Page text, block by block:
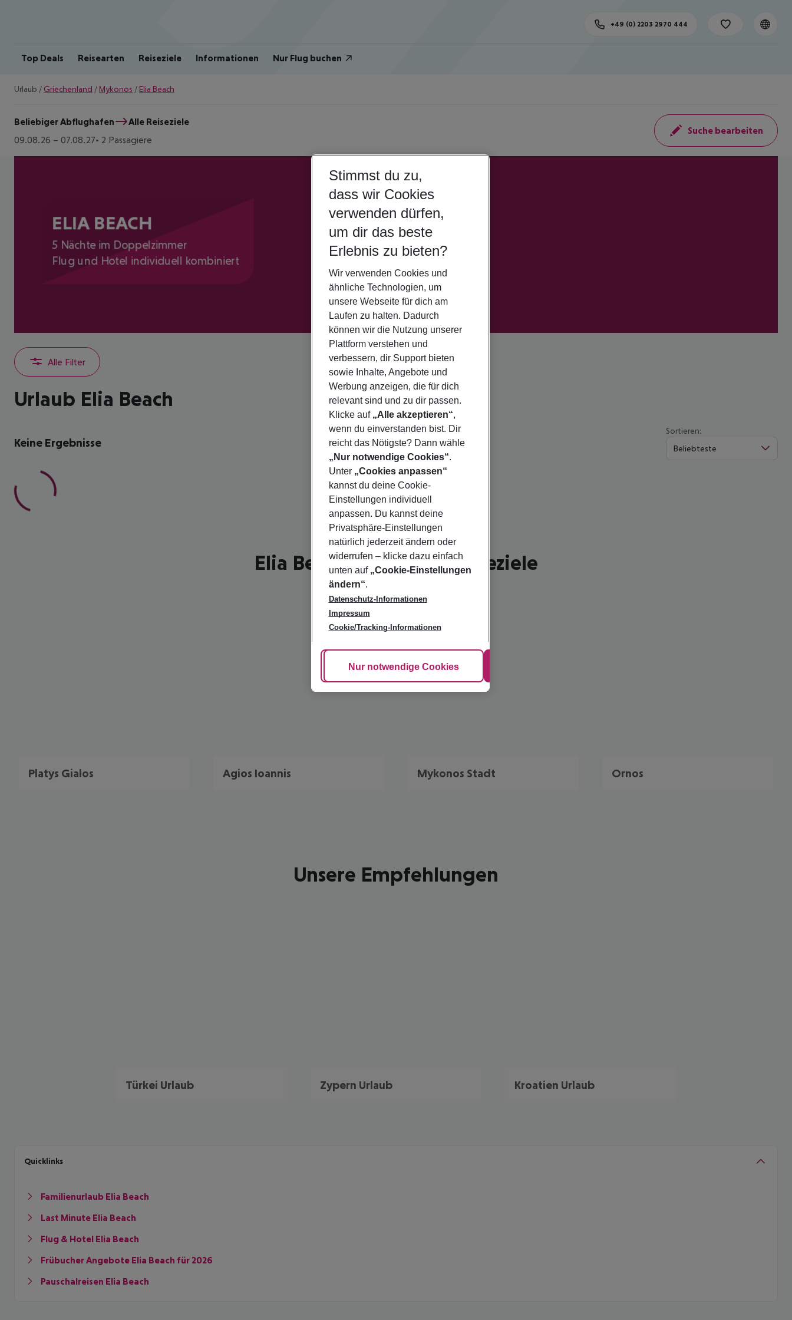
Top Deals Reisearten Reiseziele Informationen Nur Flug buchen
+49 (0) 2203 2970 444
Urlaub / Griechenland / Mykonos / Elia Beach
Beliebiger Abflughafen
Alle Reiseziele
09.08.26 – 07.08.27 2 Passagiere
Suche bearbeiten
ELIA BEACH
5 Nächte im Doppelzimmer
Flug und Hotel individuell kombiniert
Alle Filter
Urlaub Elia Beach
Keine Ergebnisse
Sortieren:
Beliebteste
Elia Beach - schönste Reiseziele
Platys Gialos Agios Ioannis Mykonos Stadt Ornos
Unsere Empfehlungen
Türkei Urlaub Zypern Urlaub Kroatien Urlaub
Quicklinks
Familienurlaub Elia Beach
Last Minute Elia Beach
Flug & Hotel Elia Beach
Frübucher Angebote Elia Beach für 2026
Pauschalreisen Elia Beach
Stimmst du zu,
dass wir Cookies
verwenden dürfen,
um dir das beste
Erlebnis zu bieten?
Wir verwenden Cookies und
ähnliche Technologien, um
unsere Webseite für dich am
Laufen zu halten. Dadurch
können wir die Nutzung unserer
Plattform verstehen und
verbessern, dir Support bieten
sowie Inhalte, Angebote und
Werbung anzeigen, die für dich
relevant sind und zu dir passen.
Klicke auf „Alle akzeptieren“,
wenn du einverstanden bist. Dir
reicht das Nötigste? Dann wähle
„Nur notwendige Cookies“.
Unter „Cookies anpassen“
kannst du deine Cookie-
Einstellungen individuell
anpassen. Du kannst deine
Privatsphäre-Einstellungen
natürlich jederzeit ändern oder
widerrufen – klicke dazu einfach
unten auf „Cookie-Einstellungen
ändern“.
Datenschutz-Informationen
Impressum
Cookie/Tracking-Informationen
Cookie anpassen
Nur notwendige Cookies